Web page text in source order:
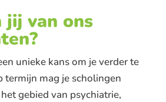
jij van ons
unieke kans om je verder te
termijn mag je scholingen
gebied van psychiatrie,